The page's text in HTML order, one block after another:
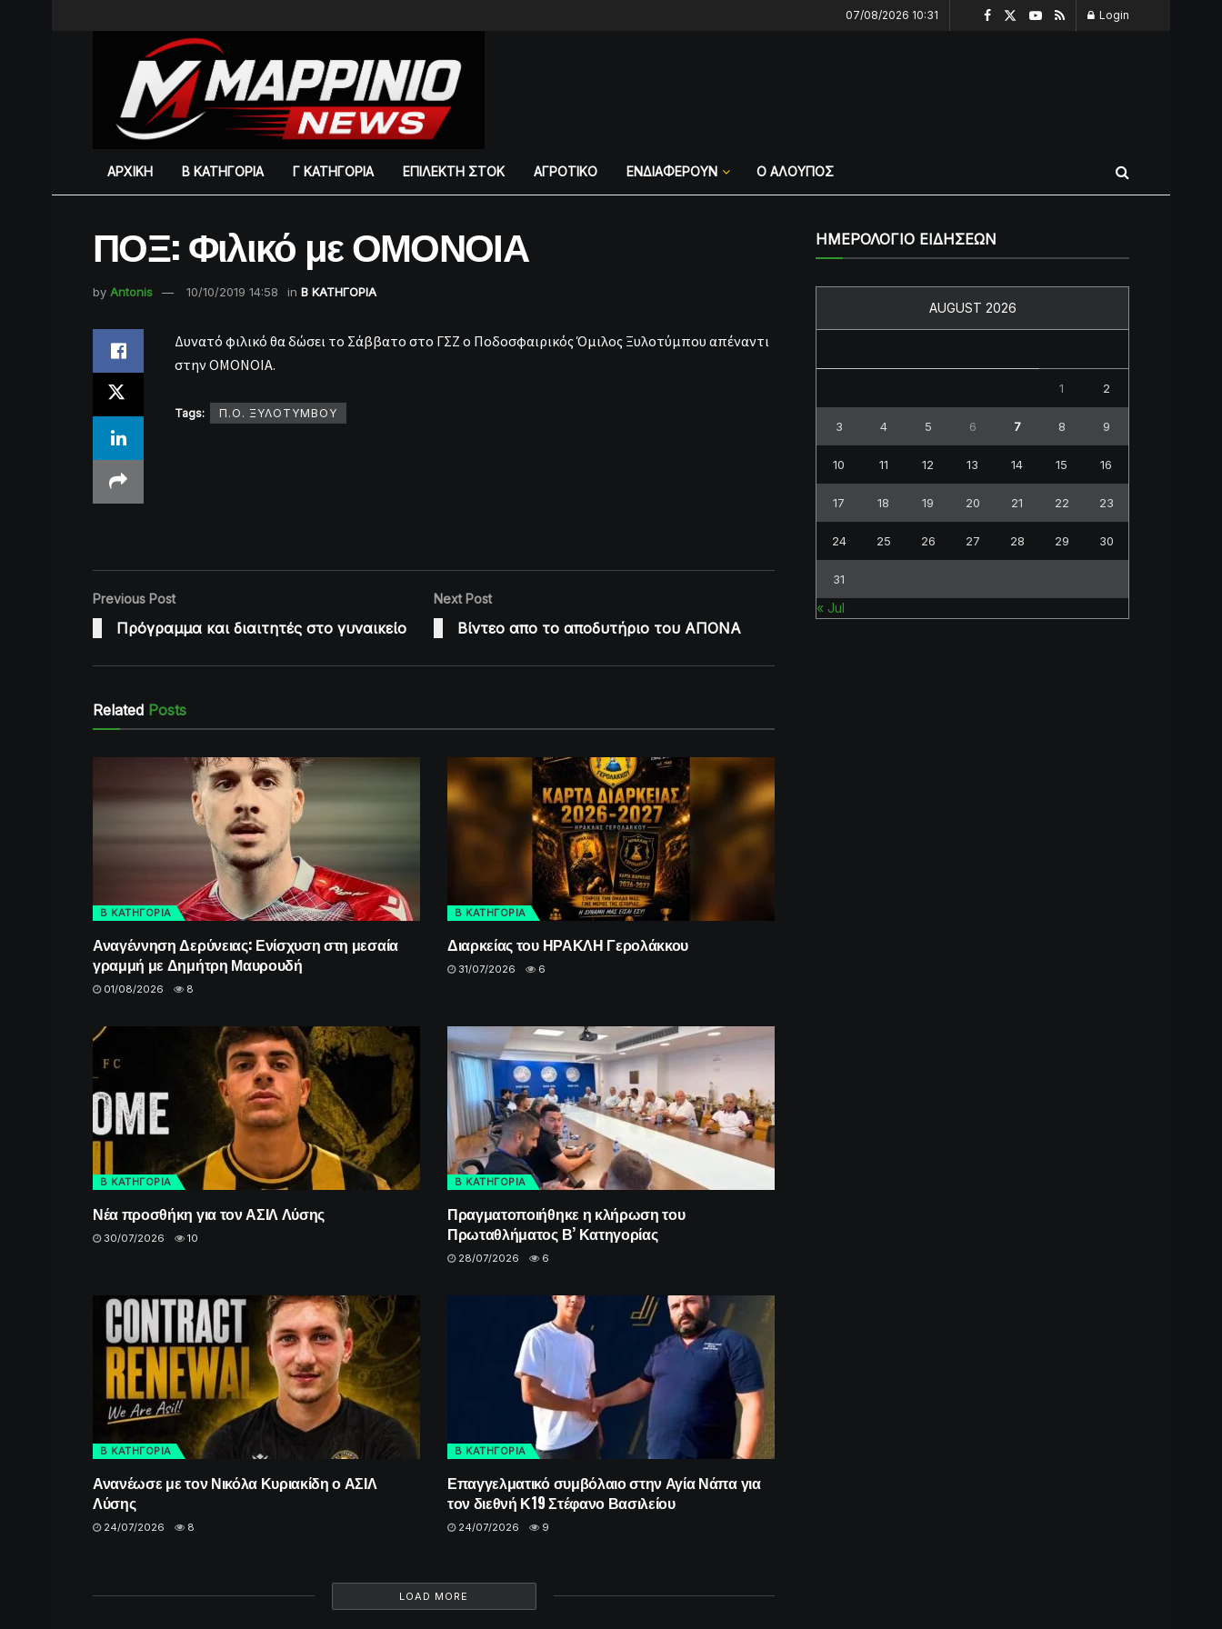
07/08/2026 10:31 Login
ΑΡΧΙΚΗ Β ΚΑΤΗΓΟΡΙΑ Γ ΚΑΤΗΓΟΡΙΑ ΕΠΙΛΕΚΤΗ ΣΤΟΚ ΑΓΡΟΤΙΚΟ ΕΝΔΙΑΦΕΡΟΥΝ Ο ΑΛΟΥΠΟΣ
ΠΟΞ: Φιλικό με ΟΜΟΝΟΙΑ
by Antonis 10/10/2019 14:58 in Β ΚΑΤΗΓΟΡΙΑ
Δυνατό φιλικό θα δώσει το Σάββατο στο ΓΣΖ ο Ποδοσφαιρικός Όμιλος Ξυλοτύμπου απέναντι
στην ΟΜΟΝΟΙΑ.
Tags: Π.Ο. ΞΥΛΟΤΥΜΒΟΥ
Previous Post
Πρόγραμμα και διαιτητές στο γυναικείο
Next Post
Βίντεο απο το αποδυτήριο του ΑΠΟΝΑ
Related Posts
Β ΚΑΤΗΓΟΡΙΑ
Αναγέννηση Δερύνειας: Ενίσχυση στη μεσαία
γραμμή με Δημήτρη Μαυρουδή
01/08/2026 8
Β ΚΑΤΗΓΟΡΙΑ
Διαρκείας του ΗΡΑΚΛΗ Γερολάκκου
31/07/2026 6
Β ΚΑΤΗΓΟΡΙΑ
Νέα προσθήκη για τον ΑΣΙΛ Λύσης
30/07/2026 10
Β ΚΑΤΗΓΟΡΙΑ
Πραγματοποιήθηκε η κλήρωση του
Πρωταθλήματος Β’ Κατηγορίας
28/07/2026 6
Β ΚΑΤΗΓΟΡΙΑ
Ανανέωσε με τον Νικόλα Κυριακίδη ο ΑΣΙΛ
Λύσης
24/07/2026 8
Β ΚΑΤΗΓΟΡΙΑ
Επαγγελματικό συμβόλαιο στην Αγία Νάπα για
τον διεθνή Κ19 Στέφανο Βασιλείου
24/07/2026 9
LOAD MORE
ΗΜΕΡΟΛΟΓΙΟ ΕΙΔΗΣΕΩΝ
AUGUST 2026
1 2
3 4 5 6 7 8 9
10 11 12 13 14 15 16
17 18 19 20 21 22 23
24 25 26 27 28 29 30
31
« Jul